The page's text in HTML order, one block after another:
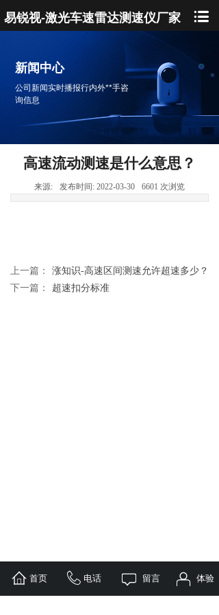
易锐视-激光车速雷达测速仪厂家
新闻中心
公司新闻实时播报行内外**手咨
询信息
高速流动测速是什么意思？
来源: 发布时间: 2022-03-30 6601 次浏览
上一篇：
涨知识-高速区间测速允许超速多少？
下一篇：
超速扣分标准
首页 电话 留言 体验